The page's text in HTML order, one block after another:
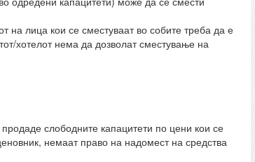
на лица кои се сместуваат во собите треба да е
хотелот нема да дозволат сместување на
слободните капацитети по цени кои се
немаат право на надомест на средства